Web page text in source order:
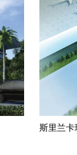
斯里兰卡